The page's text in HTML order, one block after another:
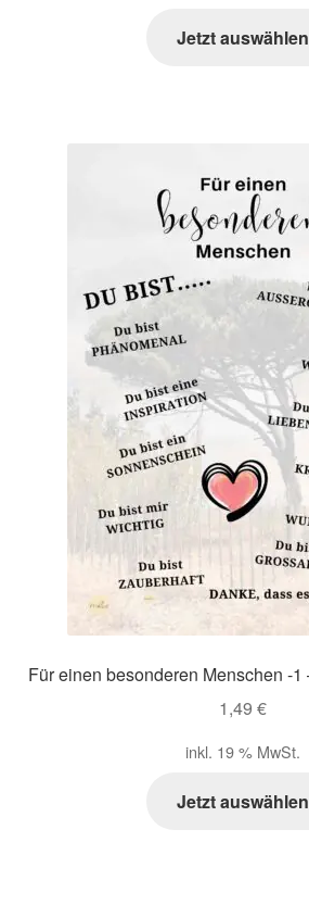
Jetzt auswählen
Für einen besonderen Menschen -
1,49 €
inkl. 19 % MwSt.
Jetzt auswählen